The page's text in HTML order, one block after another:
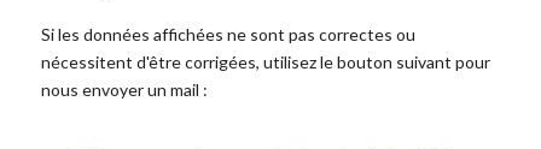
Si les données affichées ne sont pas correctes ou
nécessitent d'être corrigées, utilisez le bouton suivant pour
nous envoyer un mail :